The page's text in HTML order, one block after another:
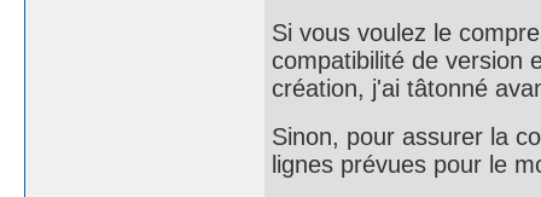
Si vous voulez le
compatibilité de version
création, j'ai tâtonné
Sinon, pour assurer la
lignes prévues pour le